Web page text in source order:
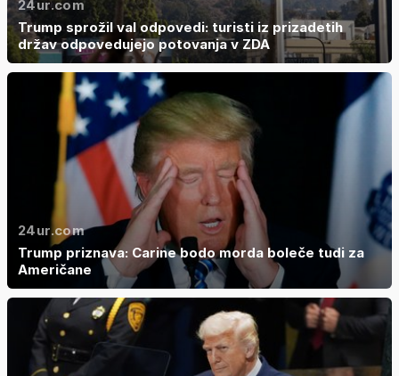
24ur.com
Trump sprožil val odpovedi: turisti iz prizadetih
držav odpovedujejo potovanja v ZDA
24ur.com
Trump priznava: Carine bodo morda boleče tudi za
Američane